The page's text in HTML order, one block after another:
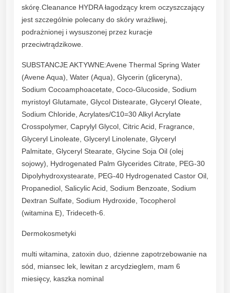
skórę.Cleanance HYDRA łagodzący krem oczyszczający
jest szczególnie polecany do skóry wrażliwej,
podrażnionej i wysuszonej przez kuracje
przeciwtrądzikowe.
SUBSTANCJE AKTYWNE:Avene Thermal Spring Water
(Avene Aqua), Water (Aqua), Glycerin (gliceryna),
Sodium Cocoamphoacetate, Coco-Glucoside, Sodium
myristoyl Glutamate, Glycol Distearate, Glyceryl Oleate,
Sodium Chloride, Acrylates/C10=30 Alkyl Acrylate
Crosspolymer, Caprylyl Glycol, Citric Acid, Fragrance,
Glyceryl Linoleate, Glyceryl Linolenate, Glyceryl
Palmitate, Glyceryl Stearate, Glycine Soja Oil (olej
sojowy), Hydrogenated Palm Glycerides Citrate, PEG-30
Dipolyhydroxystearate, PEG-40 Hydrogenated Castor Oil,
Propanediol, Salicylic Acid, Sodium Benzoate, Sodium
Dextran Sulfate, Sodium Hydroxide, Tocopherol
(witamina E), Trideceth-6.
Dermokosmetyki
multi witamina, zatoxin duo, dzienne zapotrzebowanie na
sód, miansec lek, lewitan z arcydzieglem, mam 6
miesięcy, kaszka nominal